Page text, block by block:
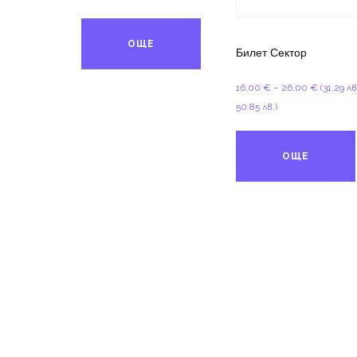
ОЩЕ
Билет Сектор
16,00 € – 26,00 €Price
(31.29
50.85 лв.)
ОЩЕ